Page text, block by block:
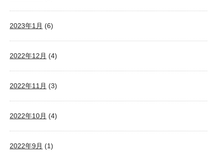
2023年1月 (6)
2022年12月 (4)
2022年11月 (3)
2022年10月 (4)
2022年9月 (1)